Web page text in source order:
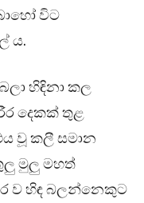
විට
ය.
හිඳිනා කල
දෙකක් තුළ
වූ කලී සමාන
මුලු මහත්
ව හිඳ බලන්නෙකුට